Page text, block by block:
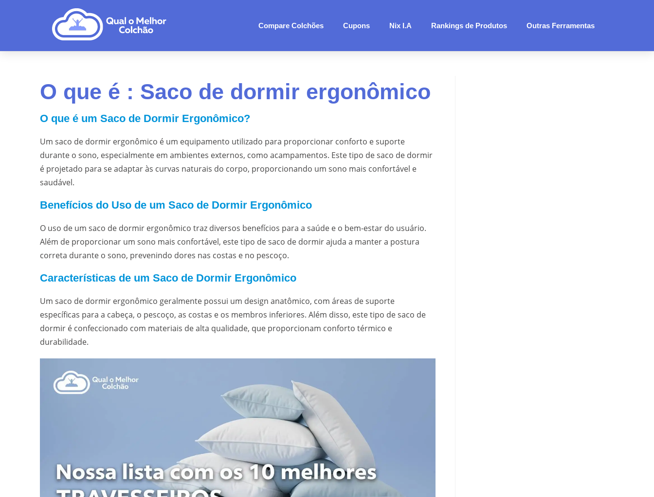
Compare Colchões Cupons Nix I.A Rankings de Produtos Outras Ferramentas
O que é : Saco de dormir ergonômico
O que é um Saco de Dormir Ergonômico?
Um saco de dormir ergonômico é um equipamento utilizado para proporcionar conforto e suporte
durante o sono, especialmente em ambientes externos, como acampamentos. Este tipo de saco de dormir
é projetado para se adaptar às curvas naturais do corpo, proporcionando um sono mais confortável e
saudável.
Benefícios do Uso de um Saco de Dormir Ergonômico
O uso de um saco de dormir ergonômico traz diversos benefícios para a saúde e o bem-estar do usuário.
Além de proporcionar um sono mais confortável, este tipo de saco de dormir ajuda a manter a postura
correta durante o sono, prevenindo dores nas costas e no pescoço.
Características de um Saco de Dormir Ergonômico
Um saco de dormir ergonômico geralmente possui um design anatômico, com áreas de suporte
específicas para a cabeça, o pescoço, as costas e os membros inferiores. Além disso, este tipo de saco de
dormir é confeccionado com materiais de alta qualidade, que proporcionam conforto térmico e
durabilidade.